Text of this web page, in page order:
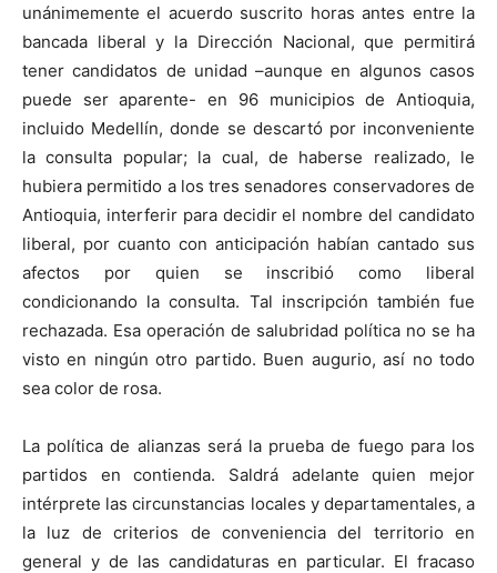
unánimemente el acuerdo suscrito horas antes entre la
bancada liberal y la Dirección Nacional, que permitirá
tener candidatos de unidad –aunque en algunos casos
puede ser aparente- en 96 municipios de Antioquia,
incluido Medellín, donde se descartó por inconveniente
la consulta popular; la cual, de haberse realizado, le
hubiera permitido a los tres senadores conservadores de
Antioquia, interferir para decidir el nombre del candidato
liberal, por cuanto con anticipación habían cantado sus
afectos por quien se inscribió como liberal
condicionando la consulta. Tal inscripción también fue
rechazada. Esa operación de salubridad política no se ha
visto en ningún otro partido. Buen augurio, así no todo
sea color de rosa.
La política de alianzas será la prueba de fuego para los
partidos en contienda. Saldrá adelante quien mejor
intérprete las circunstancias locales y departamentales, a
la luz de criterios de conveniencia del territorio en
general y de las candidaturas en particular. El fracaso